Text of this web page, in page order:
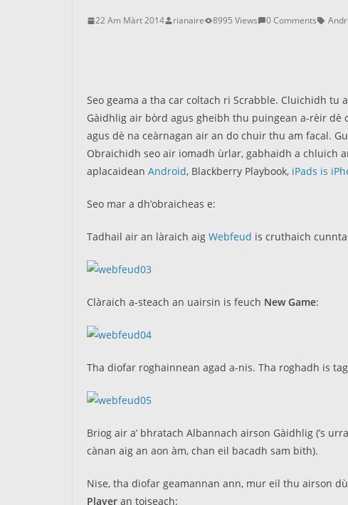
22 Am Màrt 2014 rianaire 8995 Views 0 Comments
Seo geama a tha car coltach ri Scrabble. Cluichidh tu
Gàidhlig air bòrd agus gheibh thu puingean a-rèir dè
agus dè na ceàrnagan air an do chuir thu am facal.
Obraichidh seo air iomadh ùrlar, gabhaidh a chluich
aplacaidean Android, Blackberry Playbook, iPads is
Seo mar a dh’obraicheas e:
Tadhail air an làraich aig Webfeud is cruthaich
Clàraich a-steach an uairsin is feuch New Game:
Tha diofar roghainnean agad a-nis. Tha roghadh is
Briog air a’ bhratach Albannach airson Gàidhlig (’s
cànan aig an aon àm, chan eil bacadh sam bith).
Nise, tha diofar geamannan ann, mur eil thu airson
Player an toiseach: